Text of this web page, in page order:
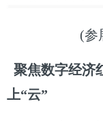
(参
聚焦数字经济
上“云”